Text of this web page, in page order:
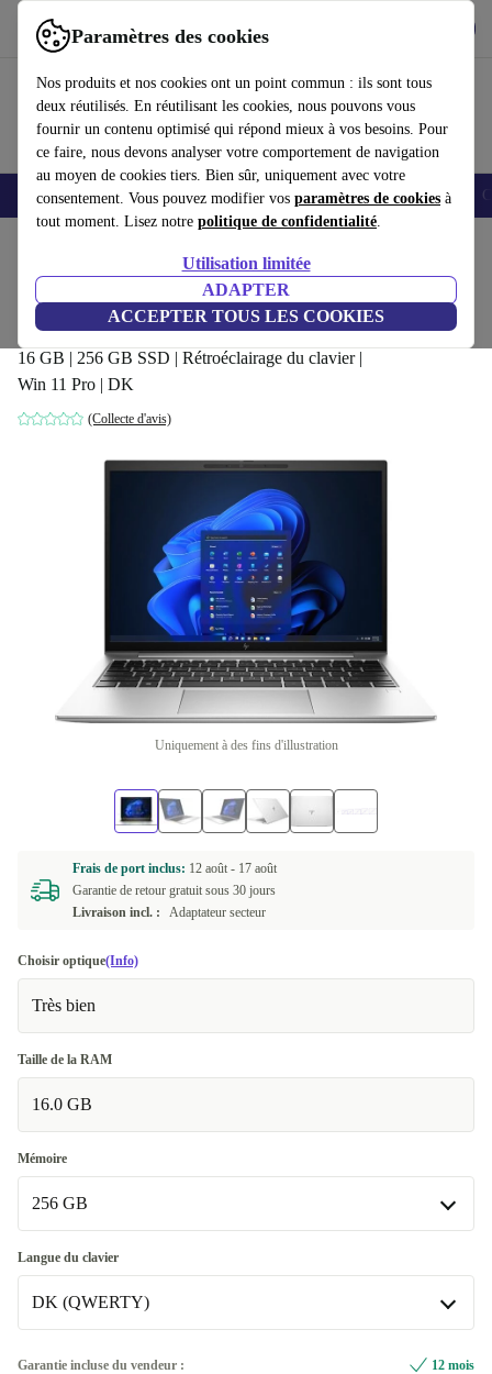
Paramètres des cookies
Nos produits et nos cookies ont un point commun : ils sont tous
deux réutilisés. En réutilisant les cookies, nous pouvons vous
fournir un contenu optimisé qui répond mieux à vos besoins. Pour
ce faire, nous devons analyser votre comportement de navigation
au moyen de cookies tiers. Bien sûr, uniquement avec votre
consentement. Vous pouvez modifier vos paramètres de cookies à
tout moment. Lisez notre politique de confidentialité.
Utilisation limitée
ADAPTER
ACCEPTER TOUS LES COOKIES
Utilisez refurbed rapidement et facilement
Smartphones Laptops Tablettes Montres connectées Accessoires
HP EliteBook 830 G9 | i5-1245U
| 13.3-pouces
16 GB | 256 GB SSD | Rétroéclairage du clavier |
Win 11 Pro | DK
(Collecte d'avis)
618,90 €
Uniquement à des fins d'illustration
Frais de port inclus: 12 août - 17 août
Garantie de retour gratuit sous 30 jours
Livraison incl. :
Adaptateur secteur
Choisir optique(Info)
Très bien
Taille de la RAM
16.0 GB
Mémoire
256 GB
256 GB
Disponible dans d'autres variantes
512 GB
Langue du clavier
DK (QWERTY)
Garantie incluse du vendeur : 12 mois